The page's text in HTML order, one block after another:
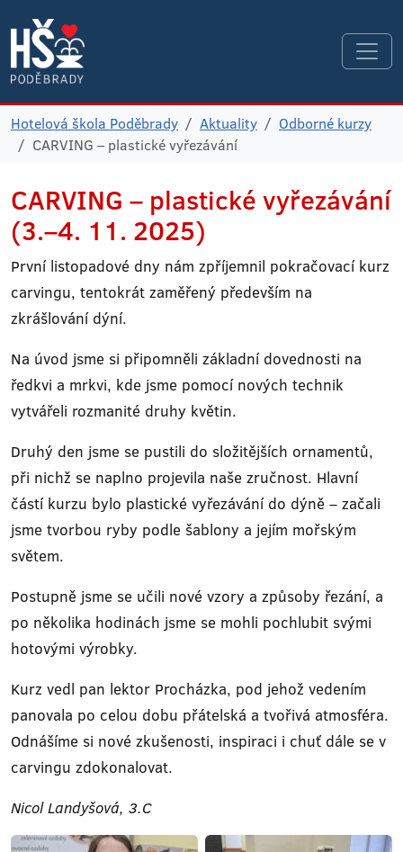
Hotelová škola Poděbrady Aktuality
Odborné kurzy
CARVING – plastické vyřezávání
CARVING – plastické vyřezávání
(3.–4. 11. 2025)
První listopadové dny nám zpříjemnil pokračovací kurz
carvingu, tentokrát zaměřený především na
zkrášlování dýní.
Na úvod jsme si připomněli základní dovednosti na
ředkvi a mrkvi, kde jsme pomocí nových technik
vytvářeli rozmanité druhy květin.
Druhý den jsme se pustili do složitějších ornamentů,
při nichž se naplno projevila naše zručnost. Hlavní
částí kurzu bylo plastické vyřezávání do dýně – začali
jsme tvorbou ryby podle šablony a jejím mořským
světem.
Postupně jsme se učili nové vzory a způsoby řezání, a
po několika hodinách jsme se mohli pochlubit svými
hotovými výrobky.
Kurz vedl pan lektor Procházka, pod jehož vedením
panovala po celou dobu přátelská a tvořivá atmosféra.
Odnášíme si nové zkušenosti, inspiraci i chuť dále se v
carvingu zdokonalovat.
Nicol Landyšová, 3.C